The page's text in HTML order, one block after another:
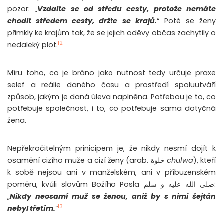
pozor: „Vzdalte se od středu cesty, protože nemáte
chodit středem cesty, držte se krajů.“ Poté se ženy
přimkly ke krajům tak, že se jejich oděvy občas zachytily o
nedaleký plot.12
Míru toho, co je bráno jako nutnost tedy určuje praxe
selef a reálie daného času a prostředí spoluutváří
způsob, jakým je daná úleva naplněna. Potřebou je to, co
potřebuje společnost, i to, co potřebuje sama dotyčná
žena.
Nepřekročitelným prinicipem je, že nikdy nesmí dojít k
chulwa), kteří
k sobě nejsou ani v manželském, ani v příbuzenském
poměru, kvůli slovům Božího Posla صلى الله عليه و سلم:
„Nikdy neosamí muž se ženou, aniž by s nimi šejtán
nebyl třetím.“13